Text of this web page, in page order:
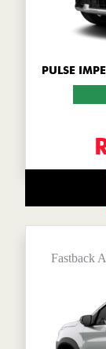
PULSE
Fastback